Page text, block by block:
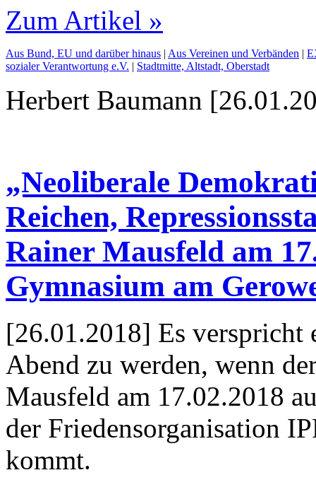
Zum Artikel »
Aus Bund, EU und darüber hinaus | Aus Vereinen und Verbänden |
sozialer Verantwortung e.V. | Stadtmitte, Altstadt, Oberstadt
Herbert Baumann
„Neoliberale
Reichen,
Rainer Mausfeld am
Gymnasium am
[26.01.2018] Es verspricht
Abend zu werden, wenn
Mausfeld am 17.02.2018
der Friedensorganisation
kommt.